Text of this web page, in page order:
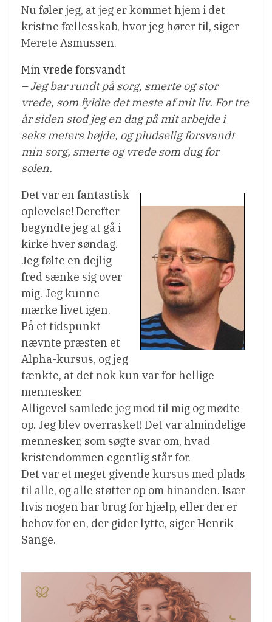
Nu føler jeg, at jeg er kommet hjem i det
kristne fællesskab, hvor jeg hører til, siger
Merete Asmussen.
Min vrede forsvandt
– Jeg bar rundt på sorg, smerte og stor
vrede, som fyldte det meste af mit liv. For tre
år siden stod jeg en dag på mit arbejde i
seks meters højde, og pludselig forsvandt
min sorg, smerte og vrede som dug for
solen.
Det var en fantastisk
oplevelse! Derefter
begyndte jeg at gå i
kirke hver søndag.
Jeg følte en dejlig
fred sænke sig over
mig. Jeg kunne
mærke livet igen.
På et tidspunkt
nævnte præsten et
Alpha-kursus, og jeg
tænkte, at det nok kun var for hellige
mennesker.
Alligevel samlede jeg mod til mig og mødte
op. Jeg blev overrasket! Det var almindelige
mennesker, som søgte svar om, hvad
kristendommen egentlig står for.
Det var et meget givende kursus med plads
til alle, og alle støtter op om hinanden. Især
hvis nogen har brug for hjælp, eller der er
behov for en, der gider lytte, siger Henrik
Sange.